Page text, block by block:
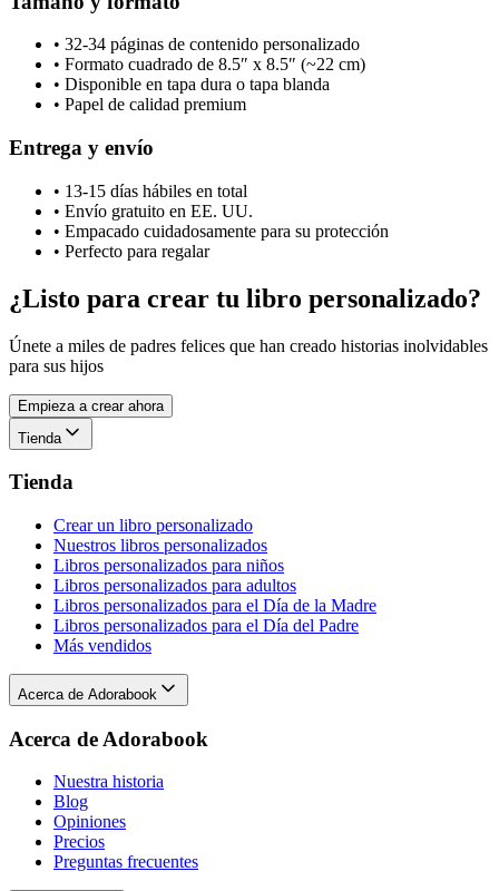
• 32-34 páginas de contenido personalizado
• Formato cuadrado de 8.5″ x 8.5″ (~22 cm)
• Disponible en tapa dura o tapa blanda
• Papel de calidad premium
Entrega y envío
• 13-15 días hábiles en total
• Envío gratuito en EE. UU.
• Empacado cuidadosamente para su protección
• Perfecto para regalar
¿Listo para crear tu libro personalizado?
Únete a miles de padres felices que han creado historias inolvidables
para sus hijos
Empieza a crear ahora
Tienda
Tienda
Crear un libro personalizado
Nuestros libros personalizados
Libros personalizados para niños
Libros personalizados para adultos
Libros personalizados para el Día de la Madre
Libros personalizados para el Día del Padre
Más vendidos
Acerca de Adorabook
Acerca de Adorabook
Nuestra historia
Blog
Opiniones
Precios
Preguntas frecuentes